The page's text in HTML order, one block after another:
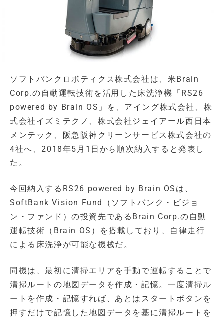
ソフトバンクロボティクス株式会社は、米Brain
Corp.の自動運転技術を活用した床洗浄機「RS26
powered by Brain OS」を、アイング株式会社、株
式会社イズミテクノ、株式会社ジェイアール西日本
メンテック、阪急阪神クリーンサービス株式会社の
4社へ、2018年5月1日から順次納入すると発表し
た。
今回納入するRS26 powered by Brain OSは、
SoftBank Vision Fund（ソフトバンク・ビジョ
ン・ファンド）の投資先であるBrain Corp.の自動
運転技術（Brain OS）を搭載しており、自律走行
による床洗浄が可能な機械だ。
同機は、最初に清掃エリアを手動で運転することで
清掃ルートの地図データを作成・記憶。一度清掃ル
ートを作成・記憶すれば、あとはスタートボタンを
押すだけで記憶した地図データを基に清掃ルートを